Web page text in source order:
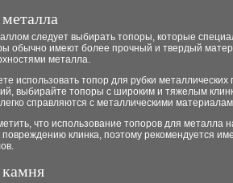
следует выбирать топоры, которые
обычно имеют более прочный и твердый
металла.
использовать топор для рубки металлических
выбирайте топоры с широким и тяжелым
справляются с металлическими
что использование топоров для металла
повреждению клинка, поэтому рекомендуется